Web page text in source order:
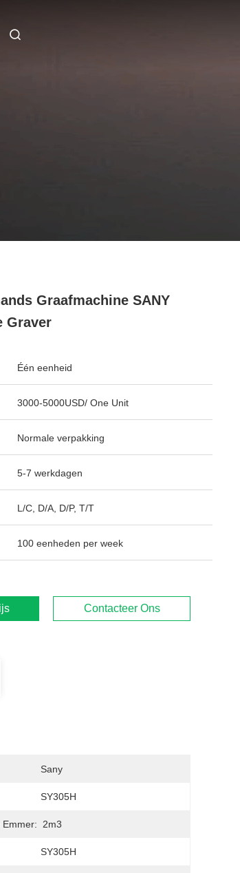
Graafmachine SANY
Graver
Één eenheid
3000-5000USD/ One Unit
Normale verpakking
5-7 werkdagen
L/C, D/A, D/P, T/T
100 eenheden per week
Contacteer Ons
Sany
SY305H
Emmer: 2m3
SY305H